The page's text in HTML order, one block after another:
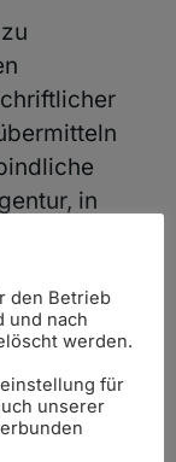
in
von
und
stellt einen
des
den Betrieb
und nach
werden.
für
unserer